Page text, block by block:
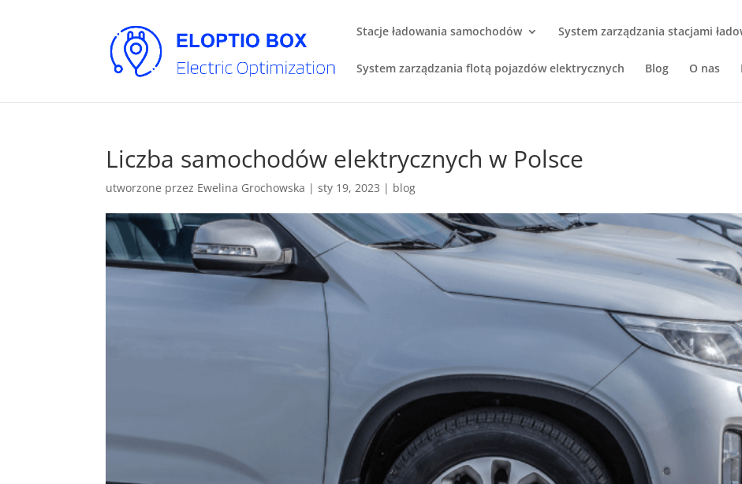
Stacje ładowania samochodów System zarządzania stacjami
System zarządzania flotą pojazdów elektrycznych Blog O nas
Liczba samochodów elektrycznych w Polsce
utworzone przez Ewelina Grochowska |sty 19, 2023 | blog